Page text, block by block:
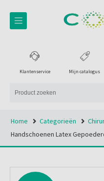
Mijn catalogus
Klantenservice
Home Categorieën
Handschoenen Latex